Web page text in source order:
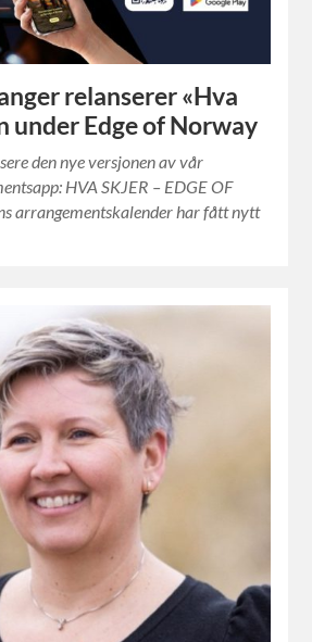
relanserer «Hva
under Edge of Norway
den nye versjonen av vår
HVA SKJER – EDGE OF
arrangementskalender har fått nytt